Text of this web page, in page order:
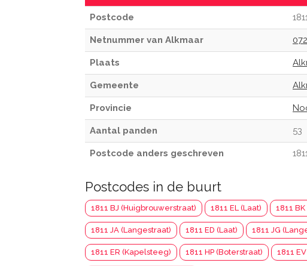
Postcode
Netnummer van Alkmaar 072
Plaats
Gemeente
Provincie
Aantal panden 53
Postcode anders geschreven
Postcodes in de buurt
1811 BJ (Huigbrouwerstraat) 1811 EL (Laat) 1811
1811 JA (Langestraat) 1811 ED (Laat) 1811 JG
1811 ER (Kapelsteeg) 1811 HP (Boterstraat) 1811